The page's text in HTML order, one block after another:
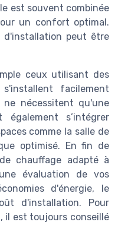
est souvent combinée
un confort optimal.
peut être
ceux utilisant des
facilement
nécessitent qu'une
également s’intégrer
comme la salle de
optimisé. En fin de
chauffage adapté à
évaluation de vos
d'énergie, le
d'installation. Pour
il est toujours conseillé